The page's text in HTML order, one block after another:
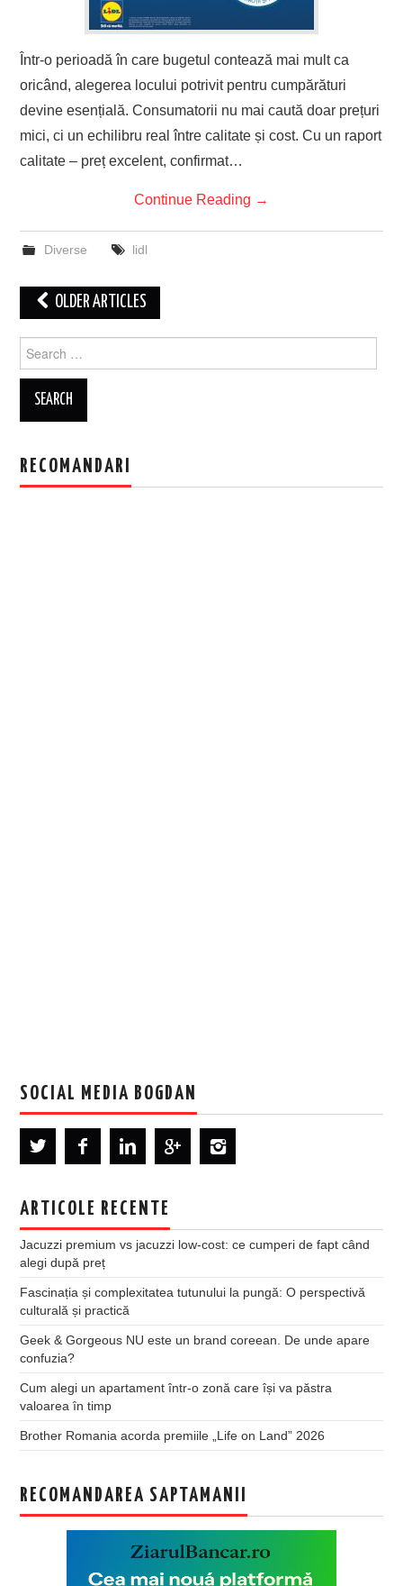
Într-o perioadă în care bugetul contează mai mult ca
oricând, alegerea locului potrivit pentru cumpărături
devine esențială. Consumatorii nu mai caută doar prețuri
mici, ci un echilibru real între calitate și cost. Cu un raport
calitate – preț excelent, confirmat…
Continue Reading →
Diverse lidl
Post
navigation
OLDER ARTICLES
for:
RECOMANDARI
SOCIAL MEDIA BOGDAN
ARTICOLE RECENTE
Jacuzzi premium vs jacuzzi low-cost: ce cumperi de fapt când
alegi după preț
Fascinația și complexitatea tutunului la pungă: O perspectivă
culturală și practică
Geek & Gorgeous NU este un brand coreean. De unde apare
confuzia?
Cum alegi un apartament într-o zonă care își va păstra
valoarea în timp
Brother Romania acorda premiile „Life on Land” 2026
RECOMANDAREA SAPTAMANII